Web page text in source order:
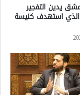
يدين التفجير
الذي استهدف كنيسة